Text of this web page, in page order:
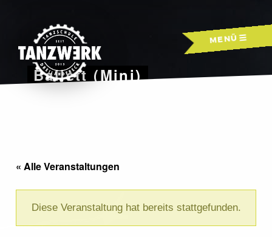
MENÜ
Ballett (Mini)
« Alle Veranstaltungen
Diese Veranstaltung hat bereits stattgefunden.